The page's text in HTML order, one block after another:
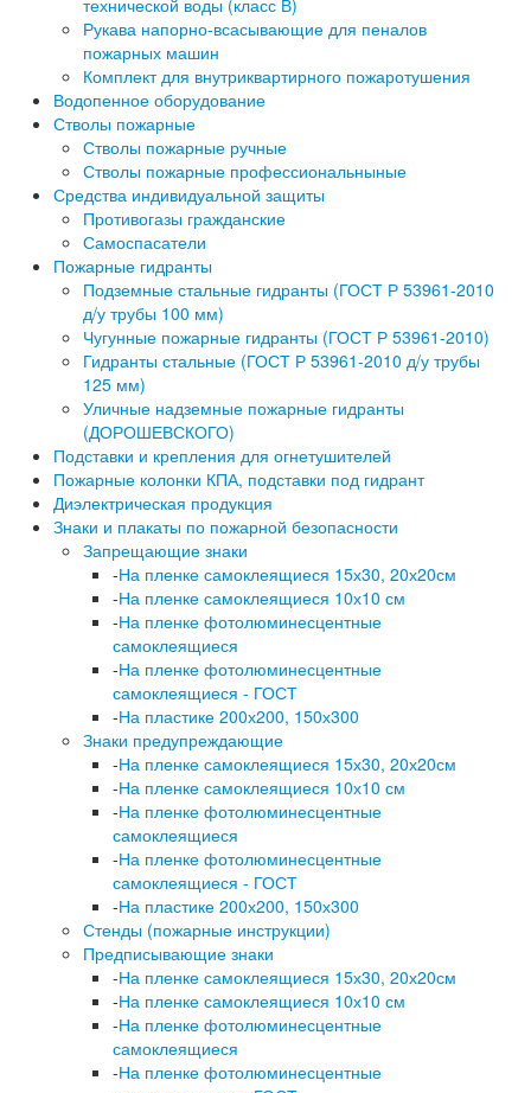
Рукава напорно-всасывающие для пеналов
пожарных машин
Комплект для внутриквартирного пожаротушения
Водопенное оборудование
Стволы пожарные
Стволы пожарные ручные
Стволы пожарные профессиональныные
Средства индивидуальной защиты
Противогазы гражданские
Самоспасатели
Пожарные гидранты
Подземные стальные гидранты (ГОСТ Р 53961-2010
д/у трубы 100 мм)
Чугунные пожарные гидранты (ГОСТ Р 53961-2010)
Гидранты стальные (ГОСТ Р 53961-2010 д/у трубы
125 мм)
Уличные надземные пожарные гидранты
(ДОРОШЕВСКОГО)
Подставки и крепления для огнетушителей
Пожарные колонки КПА, подставки под гидрант
Диэлектрическая продукция
Знаки и плакаты по пожарной безопасности
Запрещающие знаки
-На пленке самоклеящиеся 15х30, 20х20см
-На пленке самоклеящиеся 10х10 см
-На пленке фотолюминесцентные
самоклеящиеся
-На пленке фотолюминесцентные
самоклеящиеся - ГОСТ
-На пластике 200х200, 150х300
Знаки предупреждающие
-На пленке самоклеящиеся 15х30, 20х20см
-На пленке самоклеящиеся 10х10 см
-На пленке фотолюминесцентные
самоклеящиеся
-На пленке фотолюминесцентные
самоклеящиеся - ГОСТ
-На пластике 200х200, 150х300
Стенды (пожарные инструкции)
Предписывающие знаки
-На пленке самоклеящиеся 15х30, 20х20см
-На пленке самоклеящиеся 10х10 см
-На пленке фотолюминесцентные
самоклеящиеся
-На пленке фотолюминесцентные